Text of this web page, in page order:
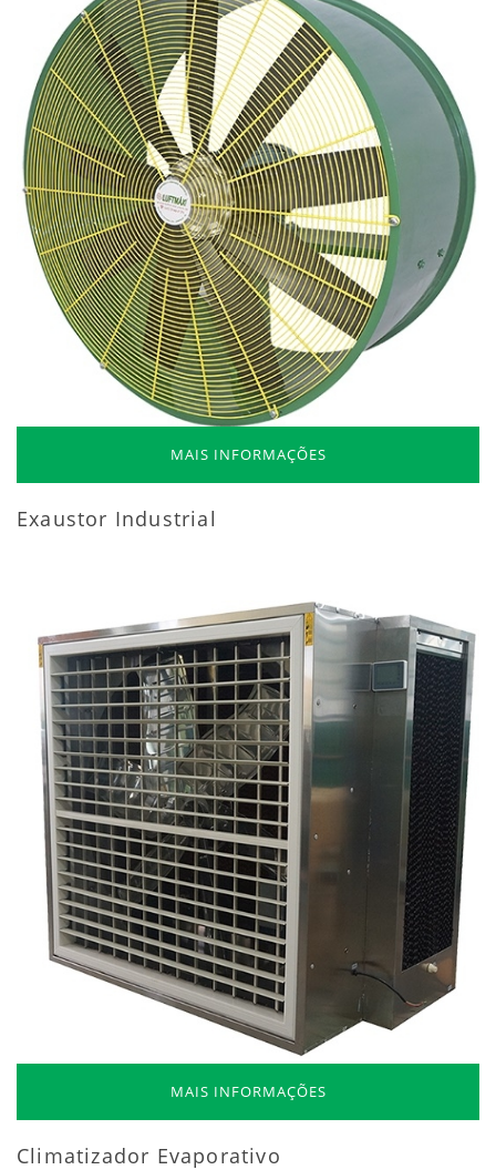
MAIS INFORMAÇÕES
Exaustor Industrial
MAIS INFORMAÇÕES
Climatizador Evaporativo